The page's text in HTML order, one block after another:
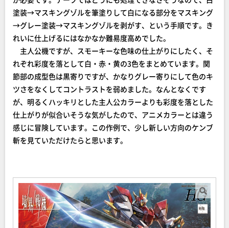
塗装→マスキングゾルを筆塗りして白になる部分をマスキング
→グレー塗装→マスキングゾルを剥がす、という手順です。き
れいに仕上げるにはなかなか難易度高めでした。
主人公機ですが、スモーキーな色味の仕上がりにしたく、そ
れぞれ彩度を落として白・赤・黄の3色をまとめています。関
節部の成型色は黒寄りですが、かなりグレー寄りにして色のキ
ツさをなくしてコントラストを弱めました。なんとなくです
が、明るくハッキリとした主人公カラーよりも彩度を落とした
仕上がりが似合いそうな気がしたので、アニメカラーとは違う
感じに冒険しています。この作例で、少し新しい方向のケンブ
斬を見ていただけたらと思います。